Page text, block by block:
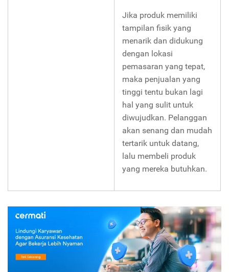
Jika produk memiliki
tampilan fisik yang
menarik dan didukung
dengan lokasi
pemasaran yang tepat,
maka penjualan yang
tinggi tentu bukan lagi
hal yang sulit untuk
diwujudkan. Pelanggan
akan senang dan mudah
tertarik untuk datang,
lalu membeli produk
yang mereka butuhkan.